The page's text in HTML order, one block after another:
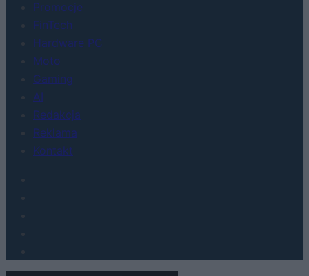
Promocje
FinTech
Hardware PC
Moto
Gaming
AI
Redakcja
Reklama
Kontakt